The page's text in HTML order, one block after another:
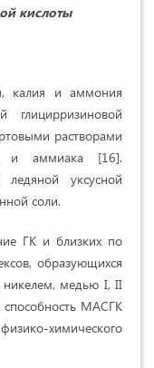
кислоты
калия и аммония
глицирризиновой
растворами
и аммиака [16].
уксусной
соли.
ГК и близких по
образующихся
никелем, медью I, II
способность МАСГК
химического